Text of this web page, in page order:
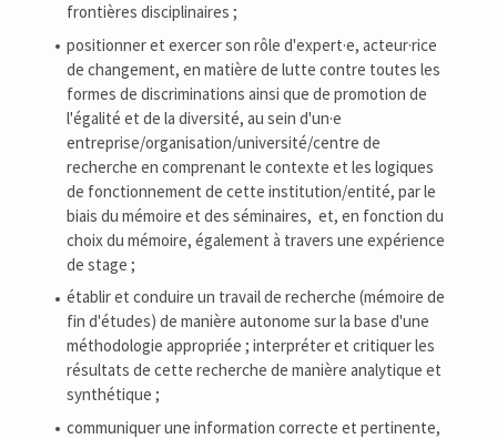
frontières disciplinaires ;
positionner et exercer son rôle d'expert·e, acteur·rice
de changement, en matière de lutte contre toutes les
formes de discriminations ainsi que de promotion de
l'égalité et de la diversité, au sein d'un·e
entreprise/organisation/université/centre de
recherche en comprenant le contexte et les logiques
de fonctionnement de cette institution/entité, par le
biais du mémoire et des séminaires, et, en fonction du
choix du mémoire, également à travers une expérience
de stage ;
établir et conduire un travail de recherche (mémoire de
fin d'études) de manière autonome sur la base d'une
méthodologie appropriée ; interpréter et critiquer les
résultats de cette recherche de manière analytique et
synthétique ;
communiquer une information correcte et pertinente,